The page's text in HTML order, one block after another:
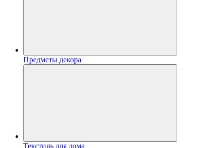
Предметы декора
Текстиль для дома